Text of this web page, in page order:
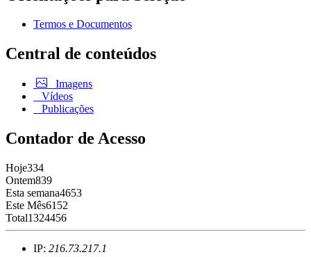
Termos e Documentos
Central de conteúdos
Imagens
Vídeos
Publicações
Contador de Acesso
Hoje334
Ontem839
Esta semana4653
Este Mês6152
Total1324456
IP: 216.73.217.1